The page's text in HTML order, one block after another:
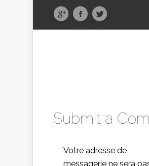
Submit a
Votre adresse de
messagerie ne sera